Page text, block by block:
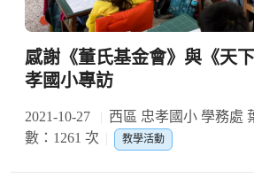
感謝《董氏基金會》與《天
孝國小專訪
2021-10-27 西區 忠孝國小 學務處
數：1261 次
教學活動